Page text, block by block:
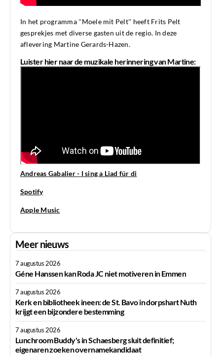
In het programma ''Moele mit Pelt'' heeft Frits Pelt
gesprekjes met diverse gasten uit de regio. In deze
aflevering Martine Gerards-Hazen.
Luister hier naar de muzikale herinnering van Martine:
Andreas Gabalier - I sing a Liad für di
Spotify
Apple Music
Meer nieuws
7 augustus 2026
Géne Hanssen kan Roda JC niet motiveren in Emmen
7 augustus 2026
Kerk en bibliotheek ineen: de St. Bavo in dorpshart Nuth
krijgt een bijzondere bestemming
7 augustus 2026
Lunchroom Buddy's in Schaesberg sluit definitief;
eigenaren zoeken overnamekandidaat